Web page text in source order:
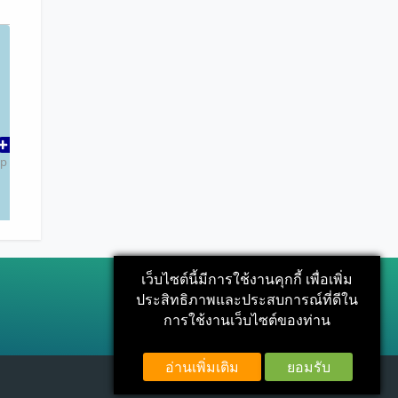
เว็บไซต์นี้มีการใช้งานคุกกี้ เพื่อเพิ่ม
ประสิทธิภาพและประสบการณ์ที่ดีใน
การใช้งานเว็บไซต์ของท่าน
อ่านเพิ่มเติม ยอมรับ